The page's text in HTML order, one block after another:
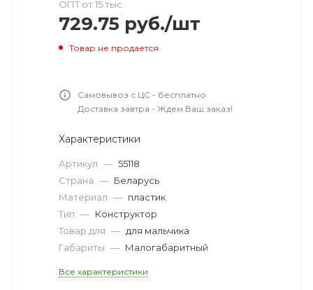
ОПТ от 15 тыс.
729.75 руб./шт
Товар не продается
Самовывоз с ЦС - бесплатно
Доставка завтра - Ждем Ваш заказ!
Характеристики
Артикул — 55118
Страна — Беларусь
Материал — пластик
Тип — Конструктор
Товар для — для мальчика
Габариты — Малогабаритный
Все характеристики